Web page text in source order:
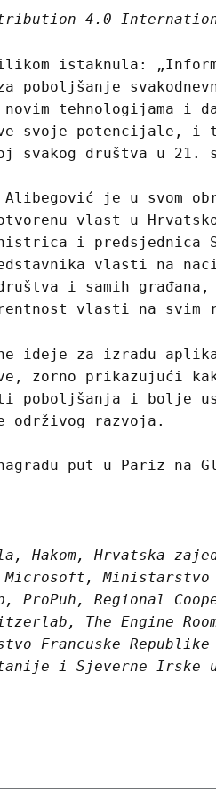
4.0
istaknula:
tehnologijama i
svoje potencijale, i
svakog društva u 21.
je u svom
vlast u
i predsjednica
vlasti na
i samih građana,
vlasti na svim
ideje za izradu
zorno prikazujući
poboljšanja i bolje
razvoja.
put u Pariz na
Hakom, Hrvatska
Ministarstvo
ProPuh, Regional
The Engine
Francuske
i Sjeverne Irske